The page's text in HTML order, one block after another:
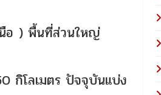
นือ ) พื้นที่ส่วนใหญ่
กิโลเมตร ปัจจุบันแบ่ง